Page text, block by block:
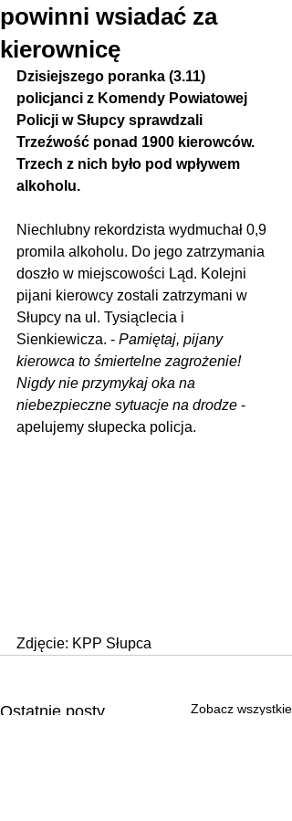
powinni wsiadać za
kierownicę
Dzisiejszego poranka (3.11)
policjanci z Komendy Powiatowej
Policji w Słupcy sprawdzali
Trzeźwość ponad 1900 kierowców.
Trzech z nich było pod wpływem
alkoholu.
Niechlubny rekordzista wydmuchał 0,9
promila alkoholu. Do jego zatrzymania
doszło w miejscowości Ląd. Kolejni
pijani kierowcy zostali zatrzymani w
Słupcy na ul. Tysiąclecia i
Sienkiewicza. - Pamiętaj, pijany
kierowca to śmiertelne zagrożenie!
Nigdy nie przymykaj oka na
niebezpieczne sytuacje na drodze -
apelujemy słupecka policja.
Zdjęcie: KPP Słupca
Ostatnie posty Zobacz wszystkie